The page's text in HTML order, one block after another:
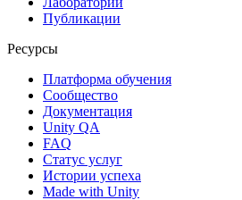
Публикации
Ресурсы
Платформа обучения
Сообщество
Документация
Unity QA
FAQ
Статус услуг
Истории успеха
Made with Unity